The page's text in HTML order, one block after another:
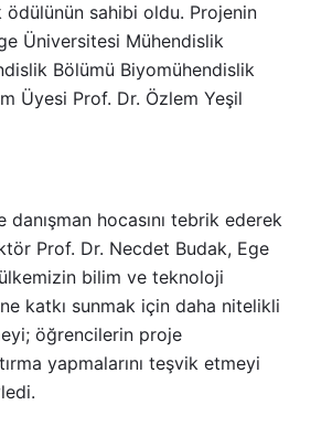
sahibi oldu. Projenin
Üniversitesi Mühendislik
Bölümü Biyomühendislik
Üyesi Prof. Dr. Özlem Yeşil
danışman hocasını tebrik ederek
Prof. Dr. Necdet Budak, Ege
bilim ve teknoloji
katkı sunmak için daha nitelikli
öğrencilerin proje
yapmalarını teşvik etmeyi